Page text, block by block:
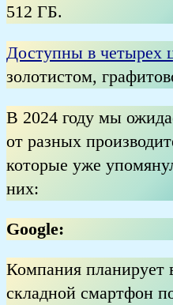
512 ГБ.
Доступны в четырех
золотистом,
В 2024 году мы
от разных
которые уже
них:
Google:
Компания планирует
складной смартфон